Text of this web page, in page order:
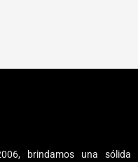
brindamos una sólida